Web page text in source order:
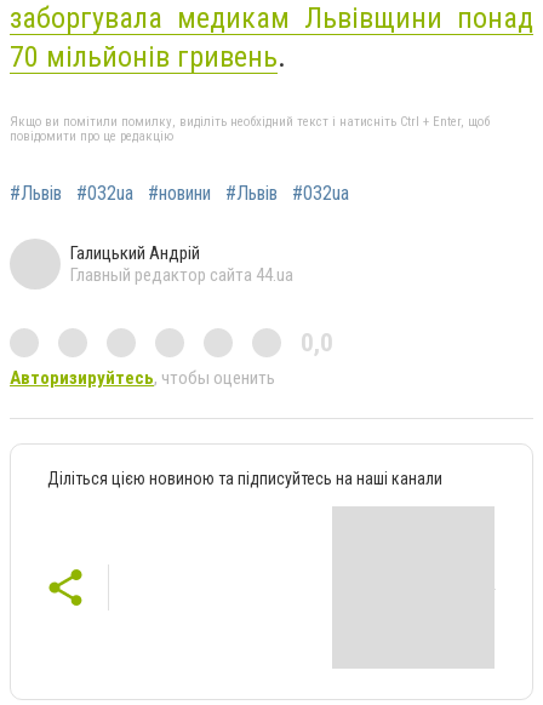
заборгувала медикам Львівщини понад
70 мільйонів гривень.
Якщо ви помітили помилку, виділіть необхідний текст і натисніть Ctrl + Enter, щоб
повідомити про це редакцію
#Львів #032ua #новини #Львів #032ua
Галицький Андрій
Главный редактор сайта 44.ua
0,0
Авторизируйтесь, чтобы оценить
Діліться цією новиною та підписуйтесь на наші канали